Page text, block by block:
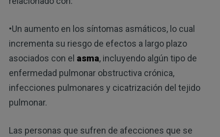
•Un aumento en los síntomas asmáticos, lo cual
incrementa su riesgo de efectos a largo plazo
asociados con el asma, incluyendo algún tipo de
enfermedad pulmonar obstructiva crónica,
infecciones pulmonares y cicatrización del tejido
pulmonar.
Las personas que sufren de afecciones que se